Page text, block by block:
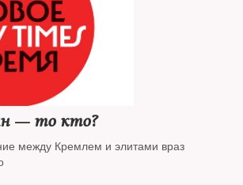
— то кто?
между Кремлем и элитами враз